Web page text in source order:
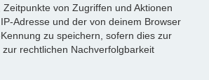
von Zugriffen und Aktionen
Adresse und der von deinem Browser
zu speichern, sofern dies zur
rechtlichen Nachverfolgbarkeit